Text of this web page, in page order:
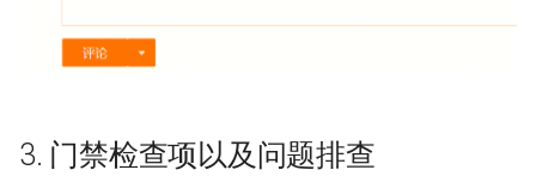
3. 门禁检查项以及问题排查